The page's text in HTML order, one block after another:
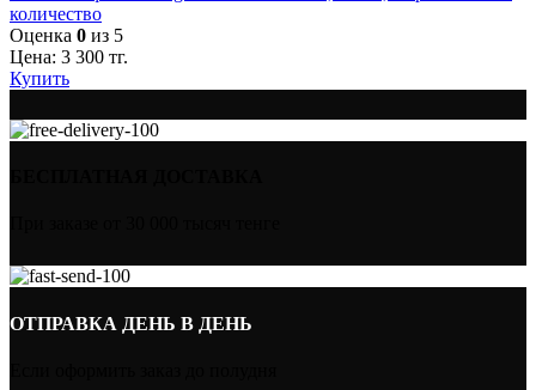
количество
Оценка 0 из 5
Цена: 3 300 тг.
Купить
ОТПРАВКА ДЕНЬ В ДЕНЬ